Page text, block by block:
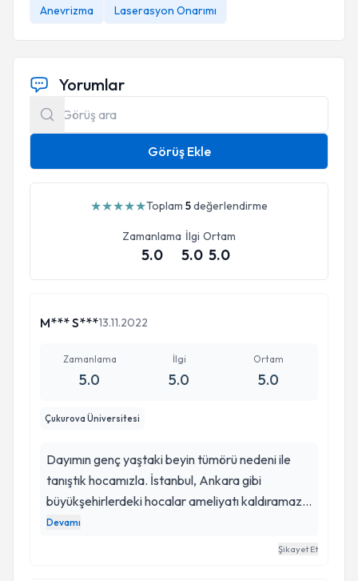
Anevrizma
Laserasyon Onarımı
Yorumlar
Görüş Ekle
★★★★★Toplam 5değerlendirme
Zamanlama
5.0
İlgi
5.0
Ortam
5.0
M*** S***13.11.2022
Zamanlama
5.0
İlgi
5.0
Ortam
5.0
Çukurova Üniversitesi
Dayımın genç yaştaki beyin tümörü nedeni ile
tanıştık hocamızla. İstanbul, Ankara gibi
büyükşehirlerdeki hocalar ameliyatı kaldıramaz,
masada kalır dediler. Mazhar hocam sağolsun
önce tedavi yollarını denedi, sonra küçük bir
Devamı
Şikayet Et